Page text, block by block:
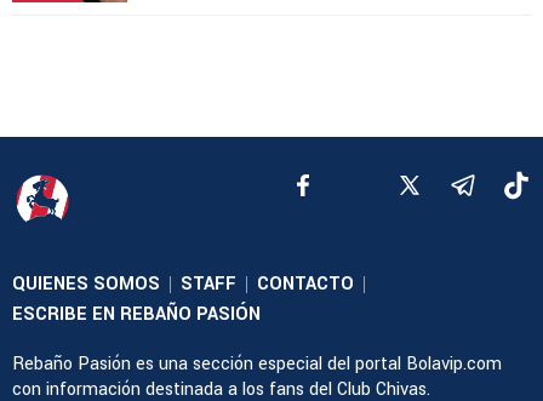
QUIENES SOMOS | STAFF | CONTACTO |
ESCRIBE EN REBAÑO PASIÓN
Rebaño Pasión es una sección especial del portal Bolavip.com
con información destinada a los fans del Club Chivas.